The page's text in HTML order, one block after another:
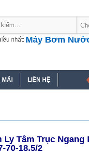
nhất: Máy Bơm
MÃI LIÊN HỆ
Ly Tâm Trục Ngang
70-18.5/2